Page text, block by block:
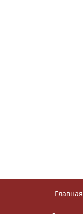
Главная